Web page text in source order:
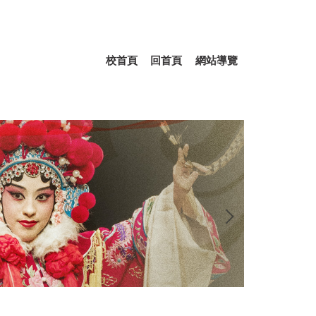
校首頁 回首頁 網站導覽